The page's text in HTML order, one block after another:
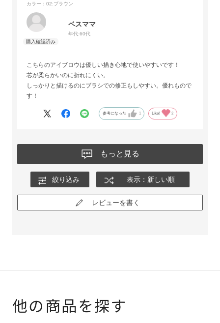
カラー：02:ブラウン
ベスママ
年代:60代
こちらのアイブロウは優しい描き心地で使いやすいです！
芯が柔らかいのに折れにくい。
しっかりと描けるのにブラシでの修正もしやすい。優れもので
す！
参考になった 1 Like! 2
もっと見る
絞り込み 表示：新しい順
レビューを書く
他の商品を探す